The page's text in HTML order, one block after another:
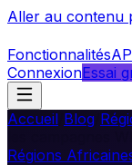
Aller au contenu
Fonctionnalités
ConnexionEssai
Accueil Blog
Régions